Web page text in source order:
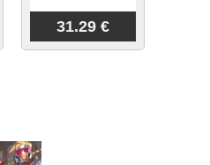
31.29 €